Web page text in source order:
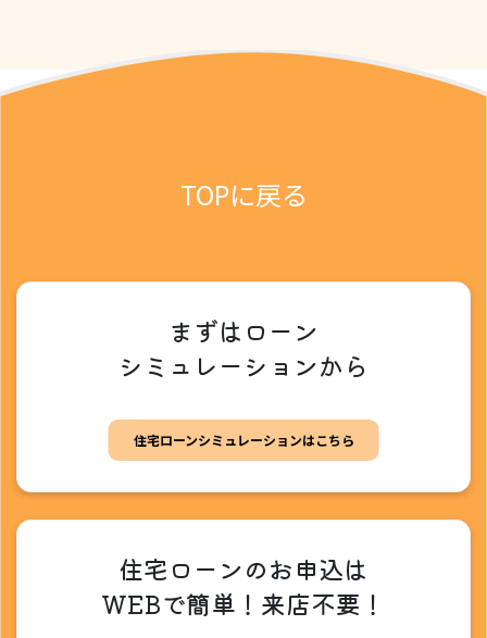
TOPに戻る
まずはローン
シミュレーションから
住宅ローンシミュレーションはこちら
住宅ローンのお申込は
WEBで簡単！来店不要！